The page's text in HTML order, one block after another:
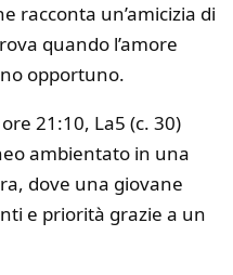
racconta un’amicizia di
quando l’amore
opportuno.
21:10, La5 (c. 30)
ambientato in una
dove una giovane
e priorità grazie a un